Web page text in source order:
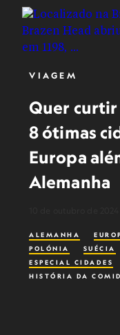
TURISMO CULINÁRIO
VIAGEM
Quer curtir
8 ótimas
Europa
Alemanha
ALEMANHA
POLÓNIA
SUÉCIA
ESPECIAL CIDADES
HISTÓRIA DA